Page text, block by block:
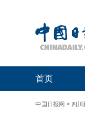
首页
中国日报网 > 四川